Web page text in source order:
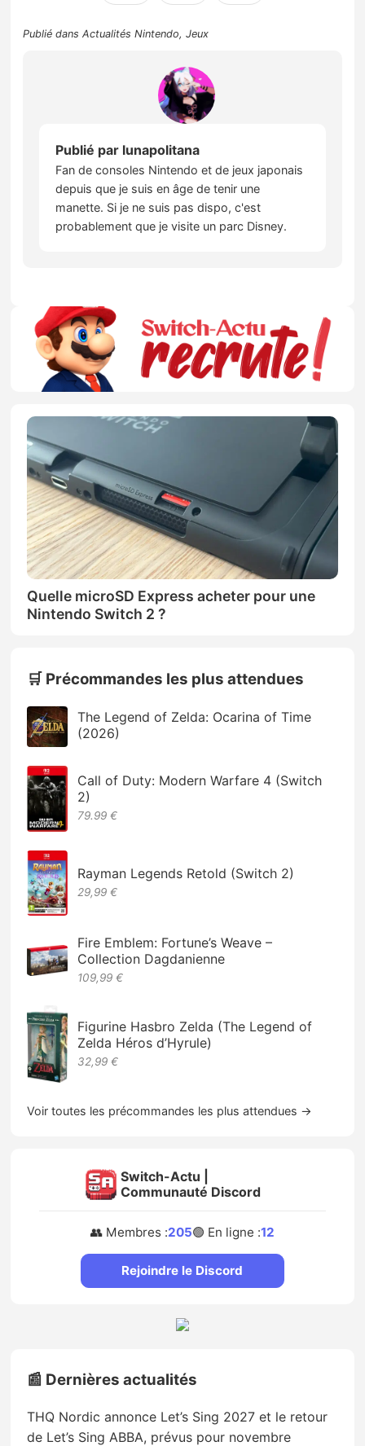
Publié dansActualités Nintendo,Jeux
Publié par lunapolitana
Fan de consoles Nintendo et de jeux japonais
depuis que je suis en âge de tenir une
manette. Si je ne suis pas dispo, c'est
probablement que je visite un parc Disney.
Quelle microSD Express acheter pour une
Nintendo Switch 2 ?
🛒 Précommandes les plus attendues
The Legend of Zelda: Ocarina of Time
(2026)
Call of Duty: Modern Warfare 4 (Switch
2)
79.99 €
Rayman Legends Retold (Switch 2)
29,99 €
Fire Emblem: Fortune’s Weave –
Collection Dagdanienne
109,99 €
Figurine Hasbro Zelda (The Legend of
Zelda Héros d’Hyrule)
32,99 €
Voir toutes les précommandes les plus attendues →
Switch-Actu |
Communauté Discord
👥 Membres :205🟢 En ligne :12
Rejoindre le Discord
📰 Dernières actualités
THQ Nordic annonce Let’s Sing 2027 et le retour
de Let’s Sing ABBA, prévus pour novembre